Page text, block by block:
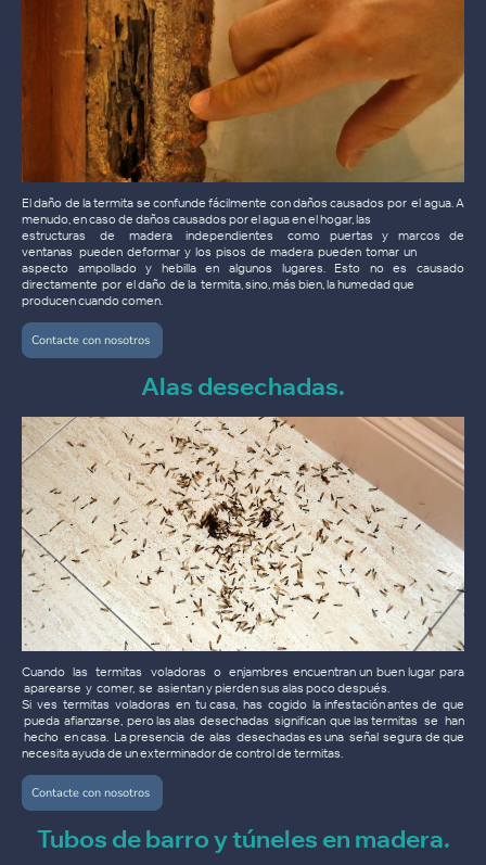
El daño de la termita se confunde fácilmente con daños causados por el agua. A
menudo, en caso de daños causados por el agua en el hogar, las
estructuras de madera independientes como puertas y marcos de
ventanas pueden deformar y los pisos de madera pueden tomar un
aspecto ampollado y hebilla en algunos lugares. Esto no es causado
directamente por el daño de la termita, sino, más bien, la humedad que
producen cuando comen.
Contacte con nosotros
Alas desechadas.
Cuando las termitas voladoras o enjambres encuentran un buen lugar para
aparearse y comer, se asientan y pierden sus alas poco después.
Si ves termitas voladoras en tu casa, has cogido la infestación antes de que
pueda afianzarse, pero las alas desechadas significan que las termitas se han
hecho en casa. La presencia de alas desechadas es una señal segura de que
necesita ayuda de un exterminador de control de termitas.
Contacte con nosotros
Tubos de barro y túneles en madera.